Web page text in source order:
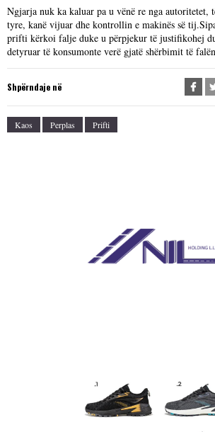
Ngjarja nuk ka kaluar pa u vënë re nga autoritetet,
tyre, kanë vijuar dhe kontrollin e makinës së
prifti kërkoi falje duke u përpjekur të justifikohej
detyruar të konsumonte verë gjatë shërbimit të
Shpërndaje në
Kaos Perplas Prifti